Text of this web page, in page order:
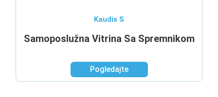
Kaudis S
Samoposlužna Vitrina Sa Spremnikom
Pogledajte